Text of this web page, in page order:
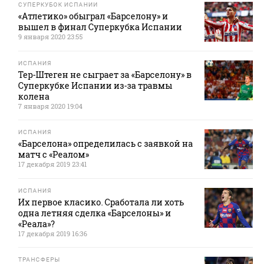
СУПЕРКУБОК ИСПАНИИ
«Атлетико» обыграл «Барселону» и
вышел в финал Суперкубка Испании
9 января 2020 23:55
ИСПАНИЯ
Тер-Штеген не сыграет за «Барселону» в
Суперкубке Испании из-за травмы
колена
7 января 2020 19:04
ИСПАНИЯ
«Барселона» определилась с заявкой на
матч с «Реалом»
17 декабря 2019 23:41
ИСПАНИЯ
Их первое класико. Сработала ли хоть
одна летняя сделка «Барселоны» и
«Реала»?
17 декабря 2019 16:36
ТРАНСФЕРЫ